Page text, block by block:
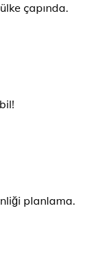
çapında.
planlama.